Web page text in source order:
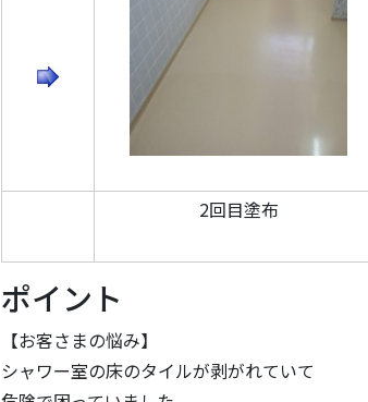
2回目塗布
ポイント
【お客さまの悩み】
シャワー室の床のタイルが剥がれていて